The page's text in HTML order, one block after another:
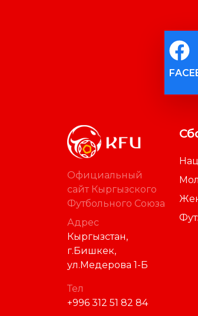
Официальный
сайт Кыргызского
Футбольного Союза
Адрес
Кыргызстан,
г.Бишкек,
ул.Медерова 1-Б
Тел
+996 312 51 82 84